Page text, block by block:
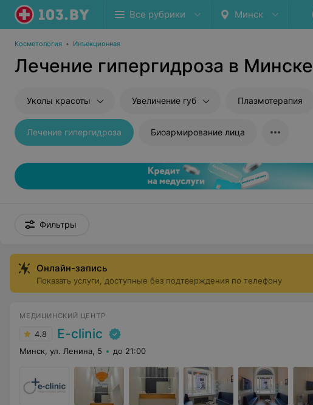
Все рубрики Минск
Косметология • Инъекционная
Лечение гипергидроза в Минске
Уколы красоты Увеличение губ Плазмотерапия
Лечение гипергидроза Биоармирование лица
Фильтры
Онлайн-запись
Показать услуги, доступные без подтверждения по телефону
МЕДИЦИНСКИЙ ЦЕНТР
4.8 E-clinic
Минск, ул. Ленина, 5 до 21:00